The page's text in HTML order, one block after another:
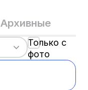
Архивные
Только с
фото